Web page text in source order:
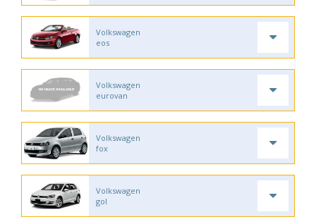
Volkswagen
eos
Volkswagen
eurovan
Volkswagen
fox
Volkswagen
gol